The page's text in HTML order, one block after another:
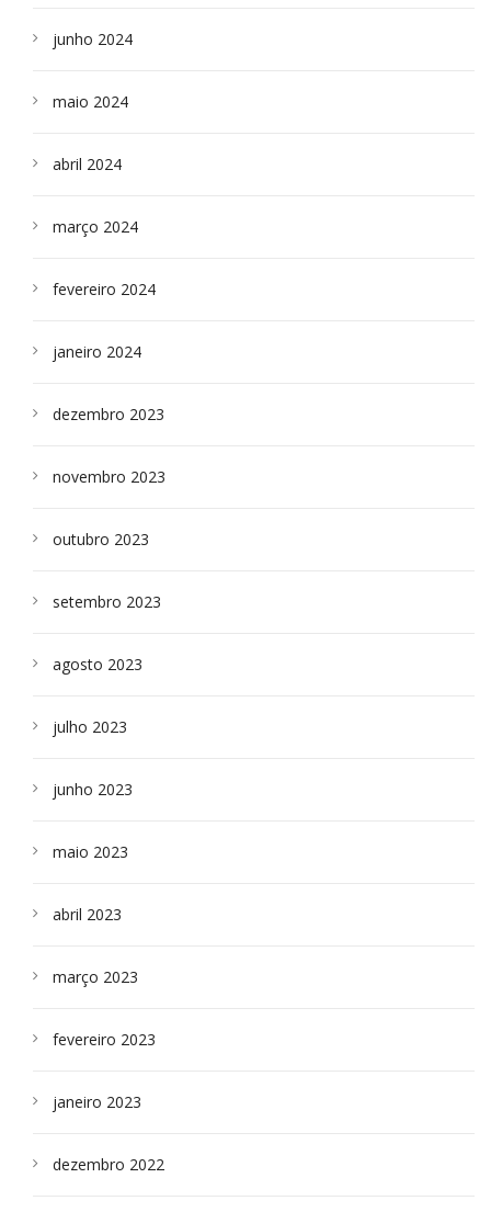
junho 2024
maio 2024
abril 2024
março 2024
fevereiro 2024
janeiro 2024
dezembro 2023
novembro 2023
outubro 2023
setembro 2023
agosto 2023
julho 2023
junho 2023
maio 2023
abril 2023
março 2023
fevereiro 2023
janeiro 2023
dezembro 2022